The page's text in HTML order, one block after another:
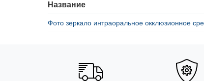
Название
Фото зеркало интраоральное окклюзионное